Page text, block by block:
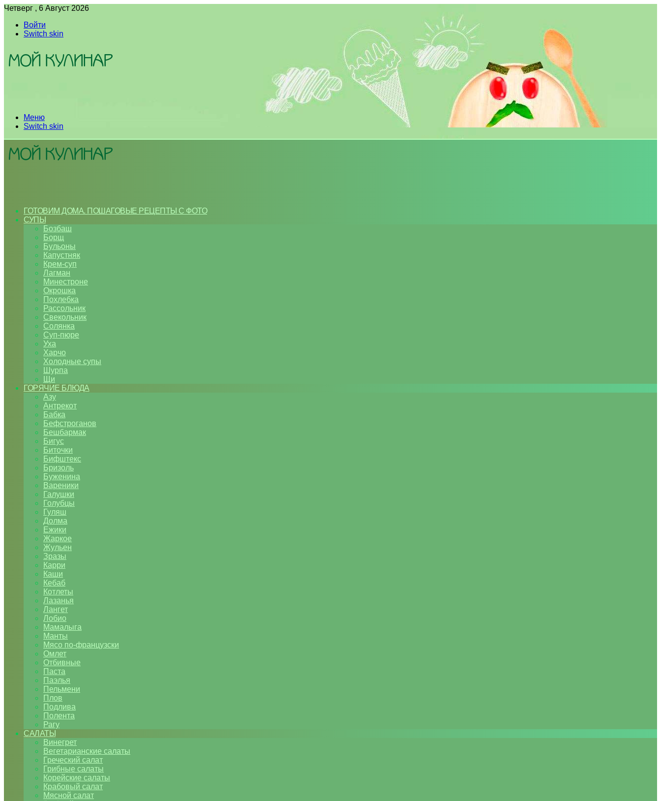
Четверг , 6 Август 2026
Войти
Switch skin
Меню
Switch skin
ГОТОВИМ ДОМА. ПОШАГОВЫЕ РЕЦЕПТЫ С ФОТО
СУПЫ
Бозбаш
Борщ
Бульоны
Капустняк
Крем-суп
Лагман
Минестроне
Окрошка
Похлебка
Рассольник
Свекольник
Солянка
Суп-пюре
Уха
Харчо
Холодные супы
Шурпа
Щи
ГОРЯЧИЕ БЛЮДА
Азу
Антрекот
Бабка
Бефстроганов
Бешбармак
Бигус
Биточки
Бифштекс
Бризоль
Буженина
Вареники
Галушки
Голубцы
Гуляш
Долма
Ежики
Жаркое
Жульен
Зразы
Карри
Каши
Кебаб
Котлеты
Лазанья
Лангет
Лобио
Мамалыга
Манты
Мясо по-французски
Омлет
Отбивные
Паста
Паэлья
Пельмени
Плов
Подлива
Полента
Рагу
САЛАТЫ
Винегрет
Вегетарианские салаты
Греческий салат
Грибные салаты
Корейские салаты
Крабовый салат
Мясной салат